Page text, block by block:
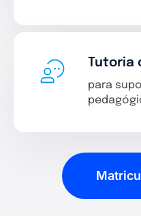
Tutoria
para